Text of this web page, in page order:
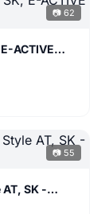
📷 62
ACTIVE
📷 55
SK -